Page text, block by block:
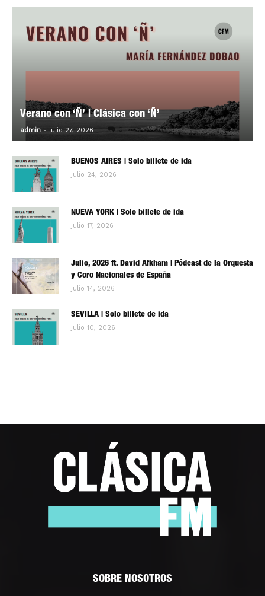
Verano con ‘Ñ’ | Clásica con ‘Ñ’
admin - julio 27, 2026 0
BUENOS AIRES | Solo billete de ida
julio 24, 2026
NUEVA YORK | Solo billete de ida
julio 17, 2026
Julio, 2026 ft. David Afkham | Pódcast de la Orquesta
y Coro Nacionales de España
julio 14, 2026
SEVILLA | Solo billete de ida
julio 10, 2026
SOBRE NOSOTROS